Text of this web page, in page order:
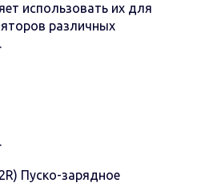
использовать их для
различных
Пуско-зарядное